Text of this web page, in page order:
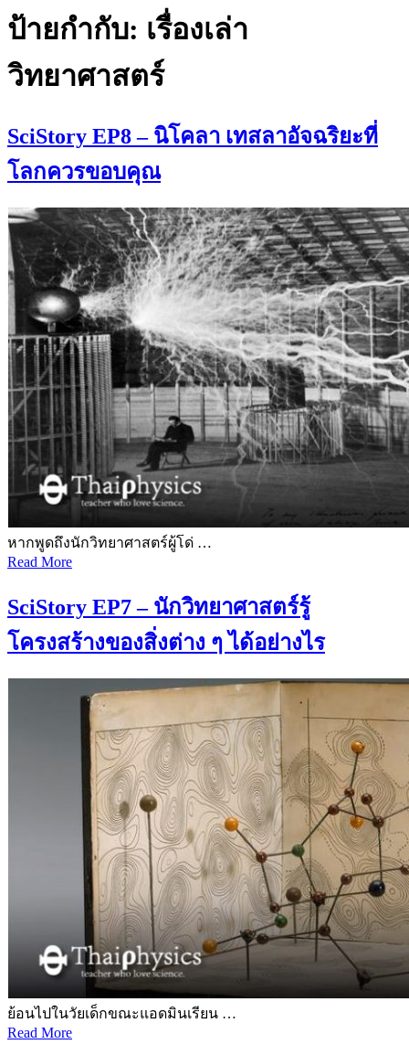
ป้ายกำกับ: เรื่องเล่า
วิทยาศาสตร์
SciStory EP8 – นิโคลา เทสลาอัจฉริยะที่
โลกควรขอบคุณ
หากพูดถึงนักวิทยาศาสตร์ผู้โด่ …
Read More
SciStory EP7 – นักวิทยาศาสตร์รู้
โครงสร้างของสิ่งต่าง ๆ ได้อย่างไร
ย้อนไปในวัยเด็กขณะแอดมินเรียน …
Read More